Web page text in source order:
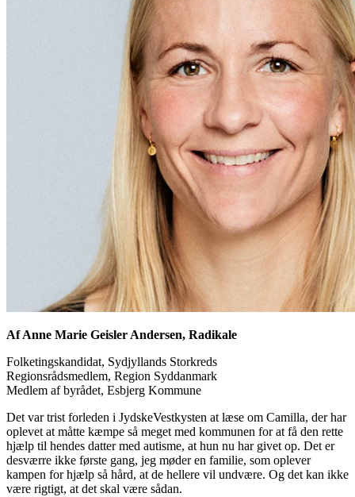
Af Anne Marie Geisler Andersen, Radikale
Folketingskandidat, Sydjyllands Storkreds
Regionsrådsmedlem, Region Syddanmark
Medlem af byrådet, Esbjerg Kommune
Det var trist forleden i JydskeVestkysten at læse om Camilla, der har
oplevet at måtte kæmpe så meget med kommunen for at få den rette
hjælp til hendes datter med autisme, at hun nu har givet op. Det er
desværre ikke første gang, jeg møder en familie, som oplever
kampen for hjælp så hård, at de hellere vil undvære. Og det kan ikke
være rigtigt, at det skal være sådan.